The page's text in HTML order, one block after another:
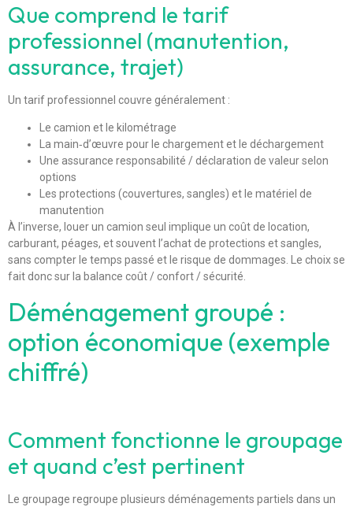
Que comprend le tarif
professionnel (manutention,
assurance, trajet)
Un tarif professionnel couvre généralement :
Le camion et le kilométrage
La main‑d’œuvre pour le chargement et le déchargement
Une assurance responsabilité / déclaration de valeur selon
options
Les protections (couvertures, sangles) et le matériel de
manutention
À l’inverse, louer un camion seul implique un coût de location,
carburant, péages, et souvent l’achat de protections et sangles,
sans compter le temps passé et le risque de dommages. Le choix se
fait donc sur la balance coût / confort / sécurité.
Déménagement groupé :
option économique (exemple
chiffré)
Comment fonctionne le groupage
et quand c’est pertinent
Le groupage regroupe plusieurs déménagements partiels dans un